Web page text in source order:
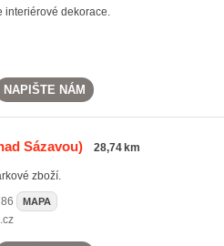
interiérové dekorace.
NAPIŠTE NÁM
Sázavou) 28,74 km
zboží.
MAPA